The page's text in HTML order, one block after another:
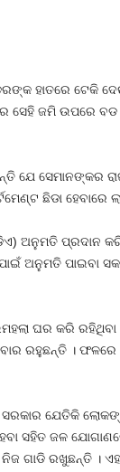
ହାତରେ ଟେକି
ସେହି ଜମି ଉପରେ
ଯେ ସେମାନଙ୍କର
ଛିଡା ହେବାରେ
ଅନୁମତି ପ୍ରଦାନ
ଅନୁମତି ପାଇବା
ଘର କରି
ରହୁଛନ୍ତି । ଫଳରେ
ସରକାର ଯେତିକି
ସହିତ ଜଳ
ଗାଡି ରଖୁଛନ୍ତି ।